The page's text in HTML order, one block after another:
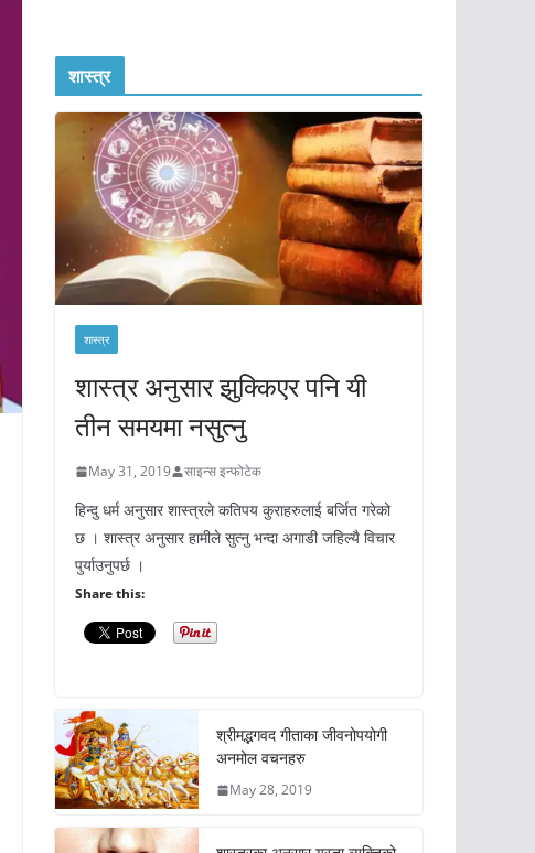
शास्त्र
शास्त्र
शास्त्र अनुसार झुक्किएर पनि यी
तीन समयमा नसुत्नु
May 31, 2019 साइन्स इन्फोटेक
हिन्दु धर्म अनुसार शास्त्रले कतिपय कुराहरुलाई बर्जित गरेको
छ । शास्त्र अनुसार हामीले सुत्नु भन्दा अगाडी जहिल्यै विचार
पुर्याउनुपर्छ ।
Share this:
श्रीमद्भगवद गीताका जीवनोपयोगी
अनमोल वचनहरु
May 28, 2019